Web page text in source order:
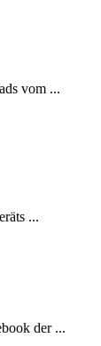
vom ...
...
der ...